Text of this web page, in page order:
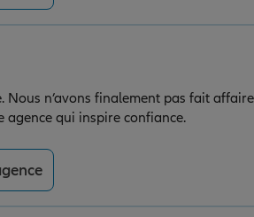
Nous n’avons finalement pas fait
agence qui inspire confiance.